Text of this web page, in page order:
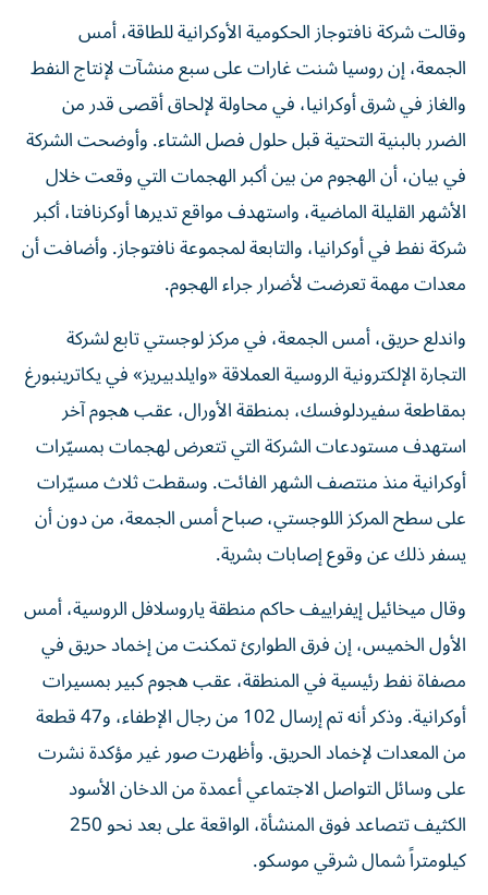
وقالت شركة نافتوجاز ‌الحكومية الأوكرانية للطاقة، أمس
الجمعة، ​إن روسيا شنت ‌غارات على سبع ‌منشآت لإنتاج النفط
والغاز في شرق أوكرانيا، ‌في محاولة لإلحاق أقصى ‌قدر من
الضرر بالبنية التحتية قبل حلول فصل الشتاء. وأوضحت الشركة
في بيان، أن الهجوم من ​بين ‌أكبر الهجمات التي وقعت ‌خلال
الأشهر القليلة الماضية، واستهدف مواقع تديرها ‌أوكرنافتا، أكبر
شركة ‌نفط في أوكرانيا، والتابعة ‌لمجموعة نافتوجاز. وأضافت أن
معدات مهمة تعرضت لأضرار ​جراء الهجوم.
واندلع حريق، أمس الجمعة، في مركز لوجستي تابع لشركة
التجارة الإلكترونية الروسية العملاقة «وايلدبيريز» في يكاترينبورغ
بمقاطعة سفيردلوفسك، بمنطقة الأورال، عقب هجوم آخر
استهدف مستودعات الشركة التي تتعرض لهجمات بمسيّرات
أوكرانية منذ منتصف الشهر الفائت. وسقطت ثلاث مسيّرات
على سطح المركز اللوجستي، صباح أمس الجمعة، من دون أن
يسفر ذلك عن وقوع إصابات بشرية.
وقال ميخائيل إيفراييف حاكم منطقة ياروسلافل الروسية، أمس
الأول الخميس، إن فرق الطوارئ تمكنت ‌من إخماد حريق في
مصفاة نفط رئيسية في المنطقة، ​عقب هجوم كبير بمسيرات
أوكرانية. وذكر أنه تم إرسال ‌102 من رجال الإطفاء، و47 قطعة
من المعدات لإخماد الحريق. وأظهرت صور غير مؤكدة نشرت
على وسائل التواصل الاجتماعي أعمدة من الدخان الأسود
الكثيف تتصاعد فوق المنشأة، الواقعة على بعد نحو 250
كيلومتراً شمال شرقي موسكو.